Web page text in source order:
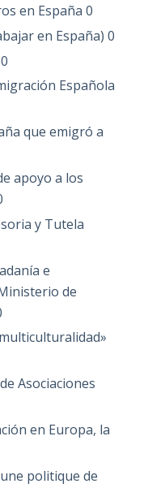
en España 0
en España) 0
0
Española
que emigró a
apoyo a los
y Tutela
e
de
Asociaciones
en Europa, la
politique de